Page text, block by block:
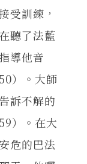
受訓練，
聽了法藍
導他音
）。大師
訴不解的
）。在大
危的巴法